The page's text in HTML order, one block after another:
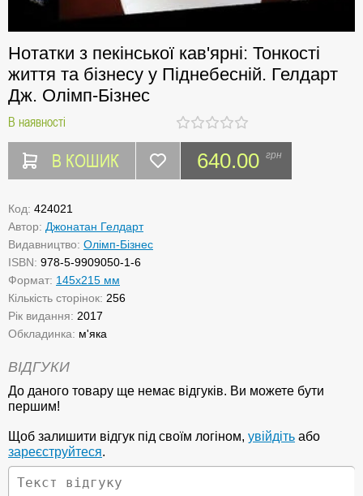
Нотатки з пекінської кав'ярні: Тонкості
життя та бізнесу у Піднебесній. Гелдарт
Дж. Олімп-Бізнес
В наявності
В КОШИК 640.00 грн
Код: 424021
Автор: Джонатан Гелдарт
Видавництво: Олімп-Бізнес
ISBN: 978-5-9909050-1-6
Формат: 145х215 мм
Кількість сторінок: 256
Рік видання: 2017
Обкладинка: м'яка
ВІДГУКИ
До даного товару ще немає відгуків. Ви можете бути
першим!
Щоб залишити відгук під своїм логіном, увійдіть або
зареєструйтеся.